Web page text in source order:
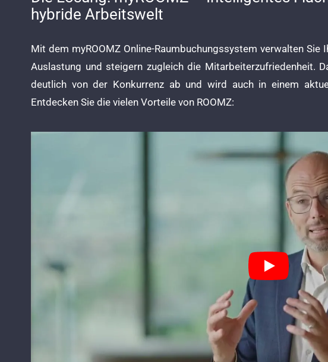
hybride Arbeitswelt
Mit dem myROOMZ Online-Raumbuchungssystem verwalten
Auslastung und steigern zugleich die Mitarbeiterzufriedenheit.
deutlich von der Konkurrenz ab und wird auch in einem
Entdecken Sie die vielen Vorteile von ROOMZ: